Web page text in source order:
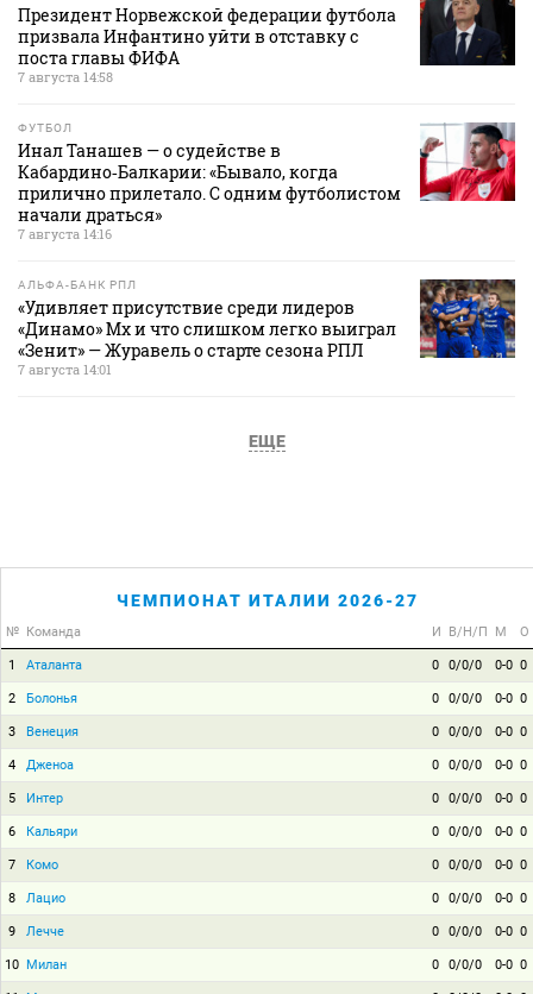
Президент Норвежской федерации футбола
призвала Инфантино уйти в отставку с
поста главы ФИФА
7 августа 14:58
ФУТБОЛ
Инал Танашев — о судействе в
Кабардино‑Балкарии: «Бывало, когда
прилично прилетало. С одним футболистом
начали драться»
7 августа 14:16
АЛЬФА-БАНК РПЛ
«Удивляет присутствие среди лидеров
«Динамо» Мх и что слишком легко выиграл
«Зенит» — Журавель о старте сезона РПЛ
7 августа 14:01
ЕЩЕ
ЧЕМПИОНАТ ИТАЛИИ 2026-27
№ Команда И В/Н/П М О
1 Аталанта 0 0/0/0 0-0 0
2 Болонья 0 0/0/0 0-0 0
3 Венеция 0 0/0/0 0-0 0
4 Дженоа 0 0/0/0 0-0 0
5 Интер 0 0/0/0 0-0 0
6 Кальяри 0 0/0/0 0-0 0
7 Комо 0 0/0/0 0-0 0
8 Лацио 0 0/0/0 0-0 0
9 Лечче 0 0/0/0 0-0 0
10 Милан 0 0/0/0 0-0 0